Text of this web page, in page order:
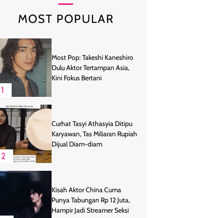
MOST POPULAR
1
Most Pop: Takeshi Kaneshiro
Dulu Aktor Tertampan Asia,
Kini Fokus Bertani
2
Curhat Tasyi Athasyia Ditipu
Karyawan, Tas Miliaran Rupiah
Dijual Diam-diam
Kisah Aktor China Cuma
Punya Tabungan Rp 12 Juta,
Hampir Jadi Streamer Seksi